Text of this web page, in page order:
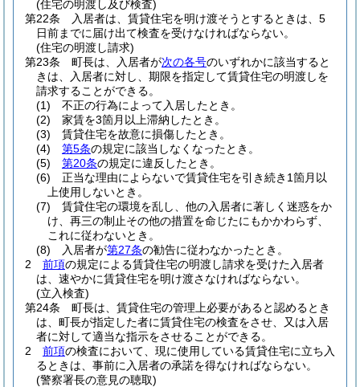
(住宅の明渡し及び検査)
第22条
入居者は、賃貸住宅を明け渡そうとするときは、5
日前までに届け出て検査を受けなければならない。
(住宅の明渡し請求)
第23条
町長は、入居者が次の各号のいずれかに該当すると
きは、入居者に対し、期限を指定して賃貸住宅の明渡しを
請求することができる。
(1)
不正の行為によって入居したとき。
(2)
家賃を3箇月以上滞納したとき。
(3)
賃貸住宅を故意に損傷したとき。
(4)
第5条の規定に該当しなくなったとき。
(5)
第20条の規定に違反したとき。
(6)
正当な理由によらないで賃貸住宅を引き続き1箇月以
上使用しないとき。
(7)
賃貸住宅の環境を乱し、他の入居者に著しく迷惑をか
け、再三の制止その他の措置を命じたにもかかわらず、
これに従わないとき。
(8)
入居者が第27条の勧告に従わなかったとき。
2
前項の規定による賃貸住宅の明渡し請求を受けた入居者
は、速やかに賃貸住宅を明け渡さなければならない。
(立入検査)
第24条
町長は、賃貸住宅の管理上必要があると認めるとき
は、町長が指定した者に賃貸住宅の検査をさせ、又は入居
者に対して適当な指示をさせることができる。
2
前項の検査において、現に使用している賃貸住宅に立ち入
るときは、事前に入居者の承諾を得なければならない。
(警察署長の意見の聴取)